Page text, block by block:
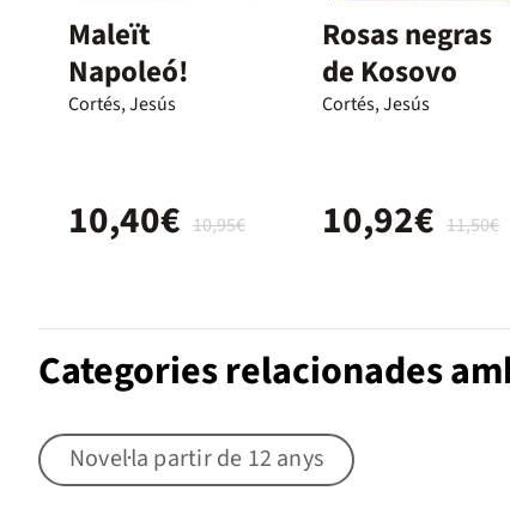
Maleït
Napoleó!
Cortés, Jesús
10,95€
10,40€
Rosas negras
de Kosovo
Cortés, Jesús
11,50€
10,92€
Categories relacionades
Novel·la partir de 12 anys